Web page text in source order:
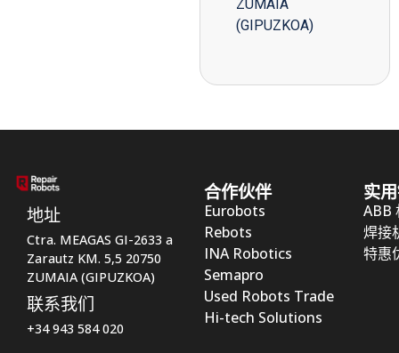
ZUMAIA
(GIPUZKOA)
地址
Ctra. MEAGAS GI-2633 a
Zarautz KM. 5,5 20750
ZUMAIA (GIPUZKOA)
联系我们
+34 943 584 020
合作伙伴
Eurobots
Rebots
INA Robotics
Semapro
Used Robots Trade
Hi-tech Solutions
实
ABB
焊接
特惠